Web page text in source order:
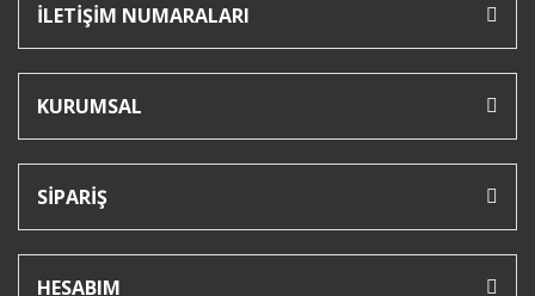
İLETİŞİM NUMARALARI
KURUMSAL
SİPARİŞ
HESABIM